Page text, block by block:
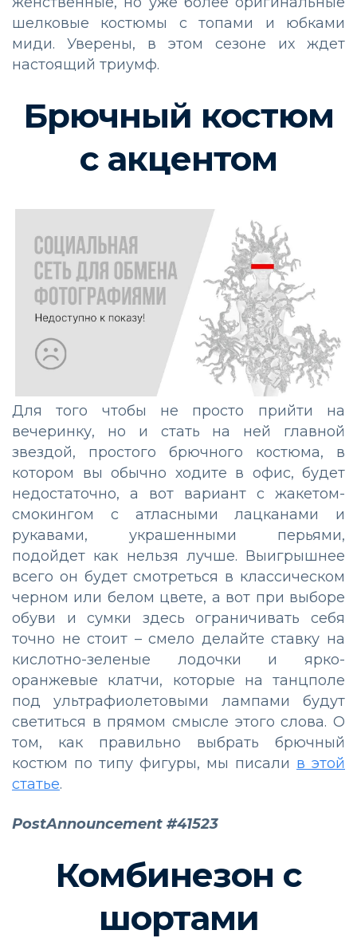
шелковые костюмы с топами и юбками
миди. Уверены, в этом сезоне их ждет
настоящий триумф.
Брючный костюм
с акцентом
Для того чтобы не просто прийти на
вечеринку, но и стать на ней главной
звездой, простого брючного костюма, в
котором вы обычно ходите в офис, будет
недостаточно, а вот вариант с жакетом-
смокингом с атласными лацканами и
рукавами, украшенными перьями,
подойдет как нельзя лучше. Выигрышнее
всего он будет смотреться в классическом
черном или белом цвете, а вот при выборе
обуви и сумки здесь ограничивать себя
точно не стоит – смело делайте ставку на
кислотно-зеленые лодочки и ярко-
оранжевые клатчи, которые на танцполе
под ультрафиолетовыми лампами будут
светиться в прямом смысле этого слова. О
том, как правильно выбрать брючный
костюм по типу фигуры, мы писали в этой
статье.
PostAnnouncement #41523
Комбинезон с
шортами